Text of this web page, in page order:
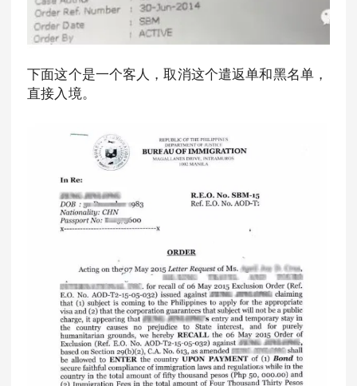
下面这个是一个客人，取消这个遣返单和黑名单，
直接入境。